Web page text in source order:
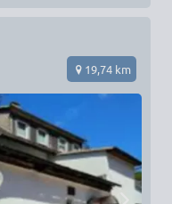
19,74 km